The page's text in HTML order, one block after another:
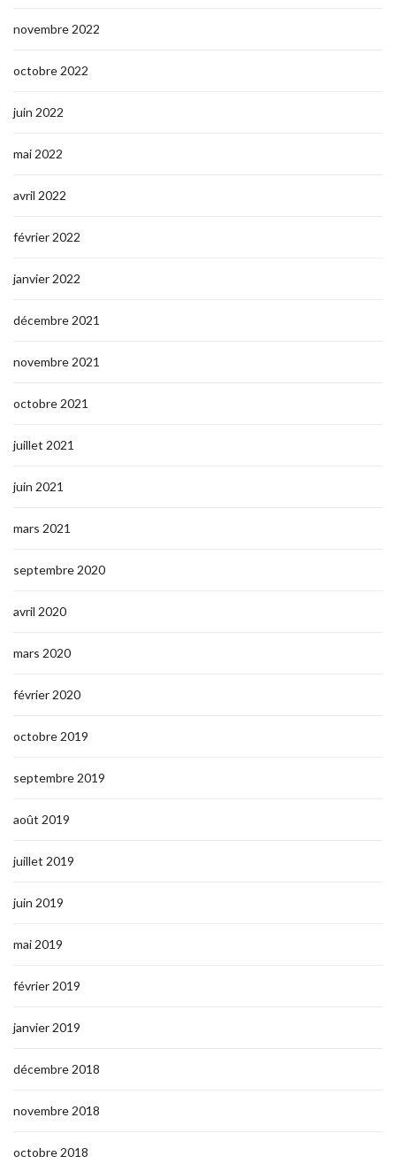
novembre 2022
octobre 2022
juin 2022
mai 2022
avril 2022
février 2022
janvier 2022
décembre 2021
novembre 2021
octobre 2021
juillet 2021
juin 2021
mars 2021
septembre 2020
avril 2020
mars 2020
février 2020
octobre 2019
septembre 2019
août 2019
juillet 2019
juin 2019
mai 2019
février 2019
janvier 2019
décembre 2018
novembre 2018
octobre 2018